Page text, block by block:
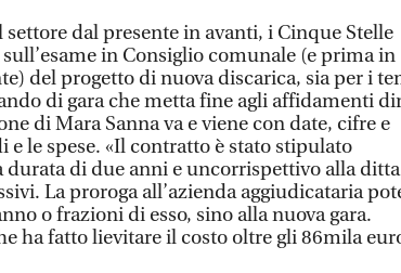
settore dal presente in avanti, i Cinque Stelle
in Consiglio comunale (e prima in
del progetto di nuova discarica, sia per i
di gara che metta fine agli affidamenti
di Mara Sanna va e viene con date, cifre e
e le spese. «Il contratto è stato stipulato
durata di due anni e uncorrispettivo alla
La proroga all’azienda aggiudicataria
o frazioni di esso, sino alla nuova gara.
ha fatto lievitare il costo oltre gli 86mila